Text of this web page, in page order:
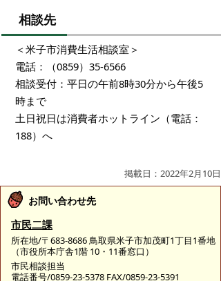
相談先
＜米子市消費生活相談室＞
電話：（0859）35-6566
相談受付：平日の午前8時30分から午後5
時まで
土日祝日は消費者ホットライン（電話：
188）へ
掲載日：2022年2月10日
お問い合わせ先
市民二課
所在地/〒683-8686 鳥取県米子市加茂町1丁目1番地
（市役所本庁舎1階 10・11番窓口）
市民相談担当
電話番号/0859-23-5378 FAX/0859-23-5391